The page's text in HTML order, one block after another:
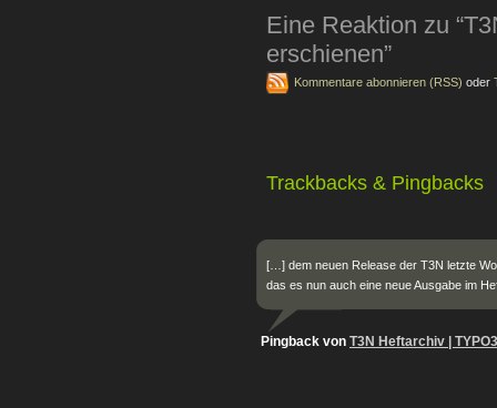
Eine Reaktion zu
erschienen”
Kommentare abonnieren (RSS) oder
Trackbacks & Pingbacks
[…] dem neuen Release der T3N letzte
das es nun auch eine neue Ausgabe im
Pingback von T3N Heftarchiv |